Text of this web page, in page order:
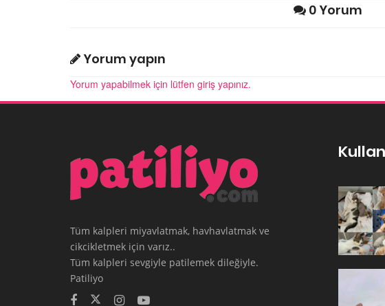
0 Yorum
Yorum yapın
Yorum yapabilmek için lütfen giriş yapınız.
Tüm kalpleri miyavlatmak, havhavlatmak ve
cikcikletmek için varız..
Tüm kalpleri sevgiyle patilemek dileğiyle.
Patiliyo